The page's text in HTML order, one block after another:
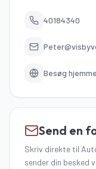
40184340
Besøg
Send en
Skriv direkte til
sender din besked